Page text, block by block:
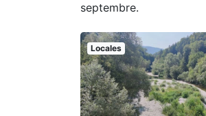
septembre.
Locales